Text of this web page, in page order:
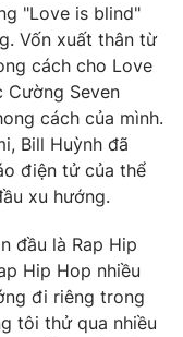
"Love is blind"
Vốn xuất thân từ
cách cho Love
Cường Seven
cách của mình.
Bill Huỳnh đã
điện tử của thể
xu hướng.
đầu là Rap Hip
Hip Hop nhiều
đi riêng trong
tôi thử qua nhiều